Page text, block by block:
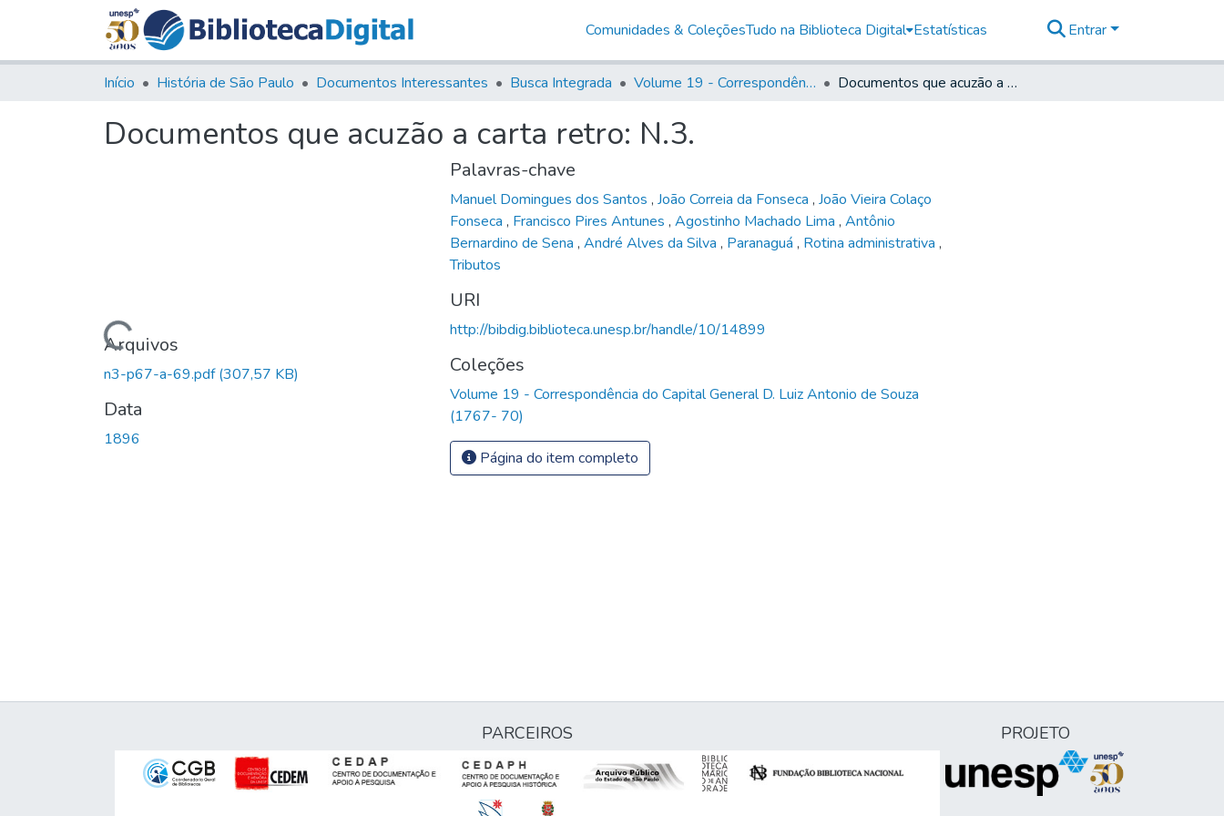
Comunidades & ColeçõesTudo na Biblioteca Digital Estatísticas Entrar
Início História de São Paulo Documentos Interessantes Busca Integrada Volume 19 - Correspondência do Capital General D. Luiz Antonio de Souza (1767- 70) Documentos que acuzão a carta retro: N.3.
Documentos que acuzão a carta retro: N.3.
Carregando...
Arquivos
n3-p67-a-69.pdf(307,57 KB)
Data
1896
Palavras-chave
Manuel Domingues dos Santos , João Correia da Fonseca , João Vieira Colaço
Fonseca , Francisco Pires Antunes , Agostinho Machado Lima , Antônio
Bernardino de Sena , André Alves da Silva , Paranaguá , Rotina administrativa ,
Tributos
URI
http://bibdig.biblioteca.unesp.br/handle/10/14899
Coleções
Volume 19 - Correspondência do Capital General D. Luiz Antonio de Souza
(1767- 70)
Página do item completo
PARCEIROS PROJETO